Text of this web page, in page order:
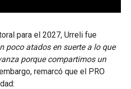
para el 2027, Urreli fue
poco atados en suerte a lo que
porque compartimos un
remarcó que el PRO